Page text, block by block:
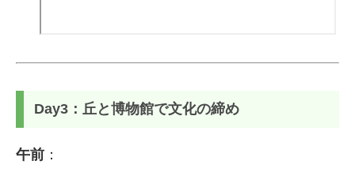
Day3：丘と博物館で文化の締め
午前 ：